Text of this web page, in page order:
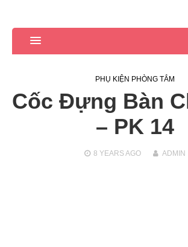
PHỤ KIỆN PHÒNG TẮM
Cốc Đựng Bàn
– PK 14
8 YEARSAGO ADMIN